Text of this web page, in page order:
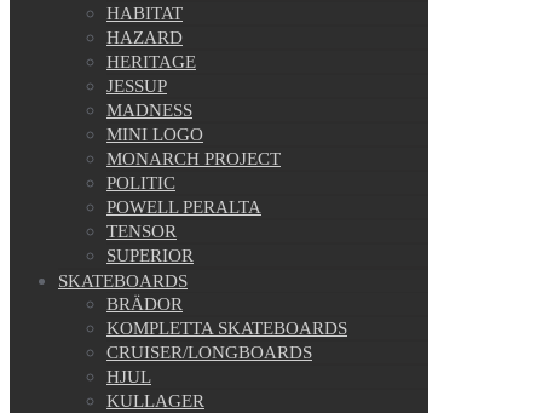
HABITAT
HAZARD
HERITAGE
JESSUP
MADNESS
MINI LOGO
MONARCH PROJECT
POLITIC
POWELL PERALTA
TENSOR
SUPERIOR
SKATEBOARDS
BRÄDOR
KOMPLETTA SKATEBOARDS
CRUISER/LONGBOARDS
HJUL
KULLAGER